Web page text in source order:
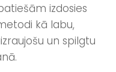
izdosies
kā labu,
un spilgtu